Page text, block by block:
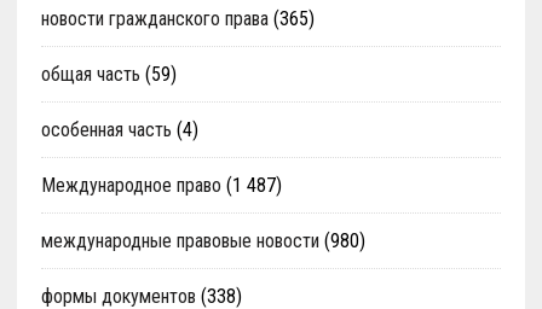
новости гражданского права(365)
общая часть (59)
особенная часть (4)
Международное право (1 487)
международные правовые новости (980)
формы документов (338)